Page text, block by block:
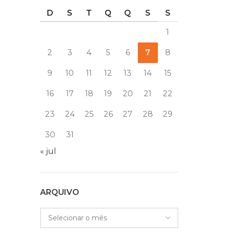
D
S T Q Q S S
1
2 3 4 5 6 7 8
9 10 11 12 13 14 15
16 17 18 19 20 21 22
23 24 25 26 27 28 29
30
31
« jul
ARQUIVO